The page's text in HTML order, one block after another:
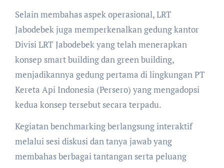
Selain membahas aspek operasional, LRT
Jabodebek juga memperkenalkan gedung kantor
Divisi LRT Jabodebek yang telah menerapkan
konsep smart building dan green building,
menjadikannya gedung pertama di lingkungan PT
Kereta Api Indonesia (Persero) yang mengadopsi
kedua konsep tersebut secara terpadu.
Kegiatan benchmarking berlangsung interaktif
melalui sesi diskusi dan tanya jawab yang
membahas berbagai tantangan serta peluang